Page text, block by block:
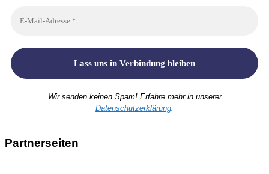
Wir senden keinen Spam! Erfahre mehr in unserer
Datenschutzerklärung
Partnerseiten